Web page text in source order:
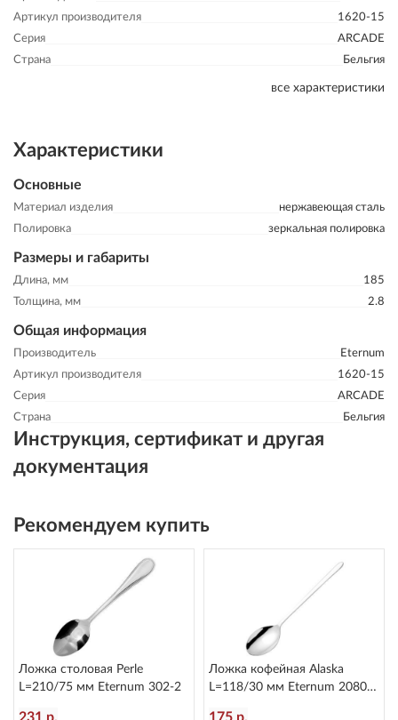
Артикул производителя
1620-15
Серия
ARCADE
Страна
Бельгия
все характеристики
Характеристики
Основные
Материал изделия
нержавеющая сталь
Полировка
зеркальная полировка
Размеры и габариты
Длина, мм
185
Толщина, мм
2.8
Общая информация
Производитель
Eternum
Артикул производителя
1620-15
Серия
ARCADE
Страна
Бельгия
Инструкция, сертификат и другая
документация
Рекомендуем купить
Ложка столовая Perle
L=210/75 мм Eternum 302-2
231 р.
Ложка кофейная Alaska
L=118/30 мм Eternum 2080-
175 р.